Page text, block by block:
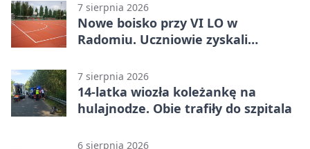
7 sierpnia 2026
Nowe boisko przy VI LO w
Radomiu. Uczniowie zyskali
7 sierpnia 2026
14-latka wiozła koleżankę na
hulajnodze. Obie trafiły do szpitala
6 sierpnia 2026